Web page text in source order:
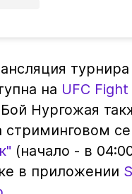
на UFC Fight
Нургожая
стриминговом
(начало - в
в приложении